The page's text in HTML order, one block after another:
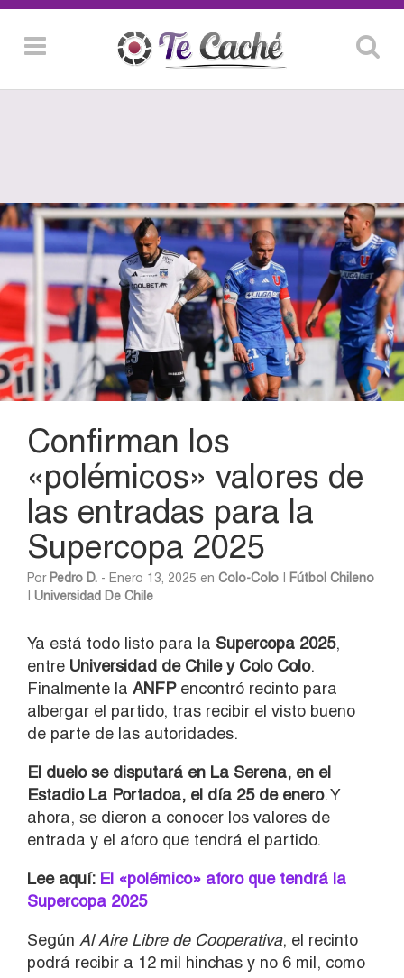
Confirman los
«polémicos» valores de
las entradas para la
Supercopa 2025
Por Pedro D. - Enero 13, 2025 en Colo-Colo
Fútbol Chileno
Universidad De Chile
Ya está todo listo para la Supercopa 2025,
entre Universidad de Chile y Colo Colo.
Finalmente la ANFPencontró recinto para
albergar el partido, tras recibir el visto bueno
de parte de las autoridades.
El duelo se disputará en La Serena, en el
Estadio La Portadoa, el día 25 de enero. Y
ahora, se dieron a conocer los valores de
entrada y el aforo que tendrá el partido.
Lee aquí: El «polémico» aforo que tendrá la
Supercopa 2025
Según Al Aire Libre de Cooperativa, el recinto
podrá recibir a 12 mil hinchas y no 6 mil, como